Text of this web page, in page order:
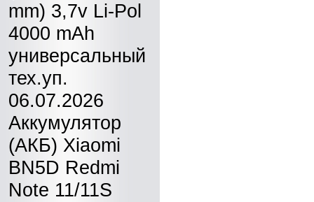
mm) 3,7v Li-Pol
4000 mAh
универсальный
тех.уп.
06.07.2026
Аккумулятор
(АКБ) Xiaomi
BN5D Redmi
Note 11/11S